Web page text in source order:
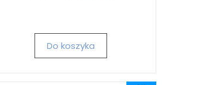
Do koszyka